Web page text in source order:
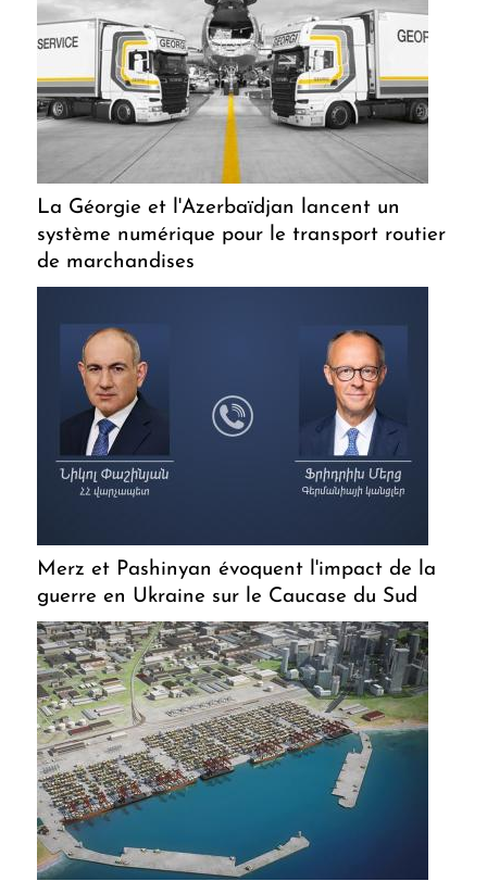
La Géorgie et l'Azerbaïdjan lancent un
système numérique pour le transport routier
de marchandises
Merz et Pashinyan évoquent l'impact de la
guerre en Ukraine sur le Caucase du Sud